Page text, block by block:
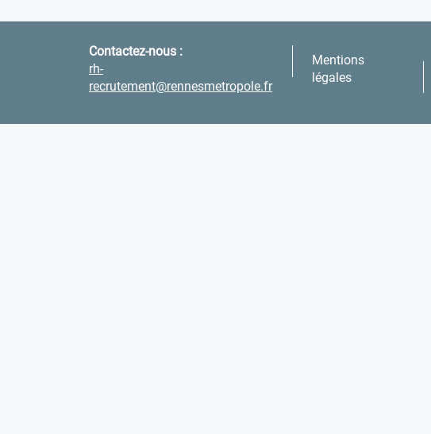
Contactez-nous :
rh-
recrutement@rennesmetropole.fr
Mentions
légales